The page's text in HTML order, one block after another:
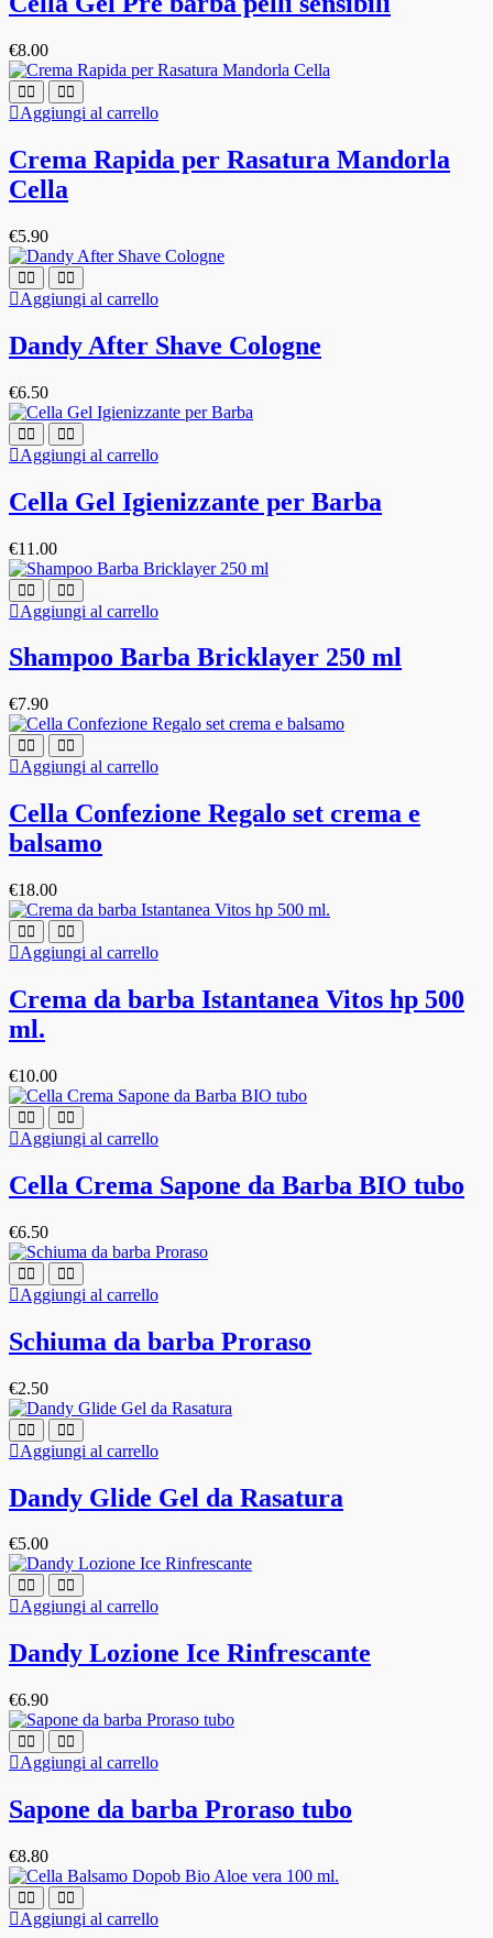
€8.00
Aggiungi al carrello
Crema Rapida per Rasatura Mandorla
Cella
€5.90
Aggiungi al carrello
Dandy After Shave Cologne
€6.50
Aggiungi al carrello
Cella Gel Igienizzante per Barba
€11.00
Aggiungi al carrello
Shampoo Barba Bricklayer 250 ml
€7.90
Aggiungi al carrello
Cella Confezione Regalo set crema e
balsamo
€18.00
Aggiungi al carrello
Crema da barba Istantanea Vitos hp 500
ml.
€10.00
Aggiungi al carrello
Cella Crema Sapone da Barba BIO tubo
€6.50
Aggiungi al carrello
Schiuma da barba Proraso
€2.50
Aggiungi al carrello
Dandy Glide Gel da Rasatura
€5.00
Aggiungi al carrello
Dandy Lozione Ice Rinfrescante
€6.90
Aggiungi al carrello
Sapone da barba Proraso tubo
€8.80
Aggiungi al carrello